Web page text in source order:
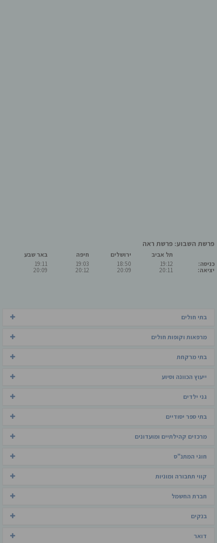
פרשת השבוע: פרשת ראה
כניסה:
יציאה:
תל אביב
19:12
20:11
ירושלים
18:50
20:09
חיפה
19:03
20:12
באר שבע
19:11
20:09
בתי חולים
מרפאות וקופות חולים
בתי מרקחת
ייעוץ הכוונה וסיוע
גני ילדים
בתי ספר יסודיים
מרכזים קהילתיים ומועדונים
חוגי המתנ"ס
קווי תחבורה ומוניות
חברת החשמל
בנקים
דואר